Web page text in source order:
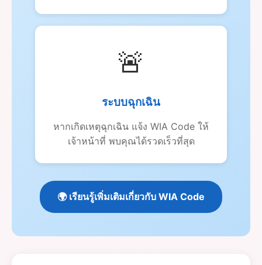
🚨
ระบบฉุกเฉิน
หากเกิดเหตุฉุกเฉิน แจ้ง WIA Code ให้
เจ้าหน้าที่ พบคุณได้รวดเร็วที่สุด
🌍 เรียนรู้เพิ่มเติมเกี่ยวกับ WIA Code